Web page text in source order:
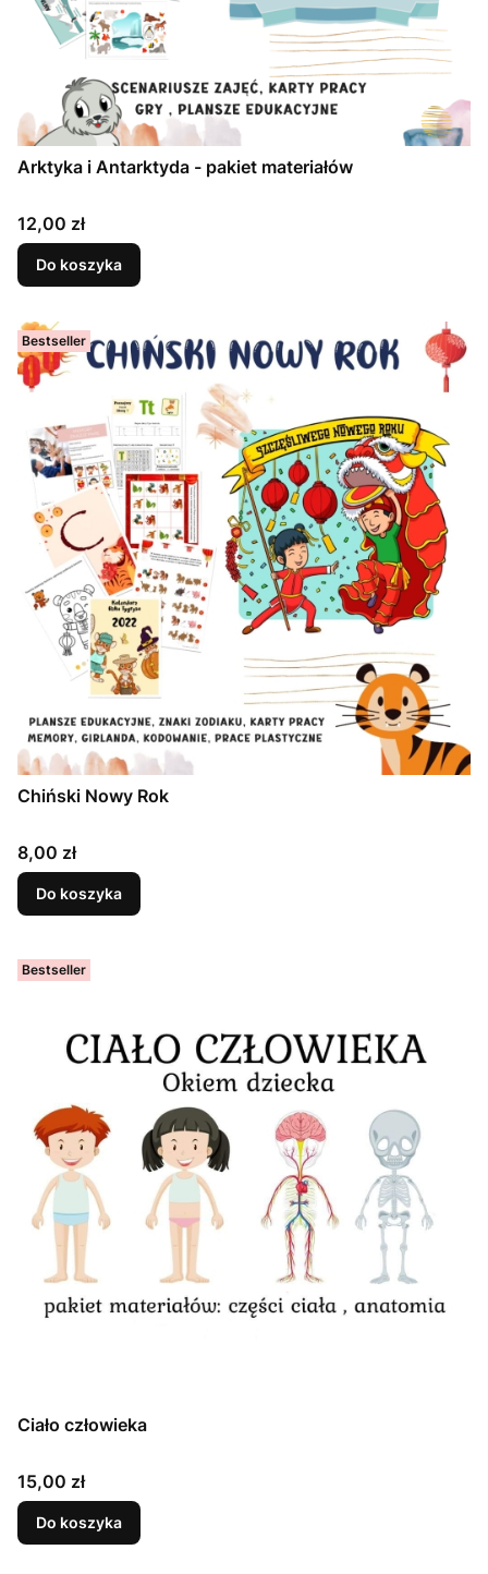
Arktyka i Antarktyda - pakiet materiałów
Cena
12,00 zł
Do koszyka
Bestseller
Chiński Nowy Rok
Cena
8,00 zł
Do koszyka
Bestseller
Ciało człowieka
Cena
15,00 zł
Do koszyka